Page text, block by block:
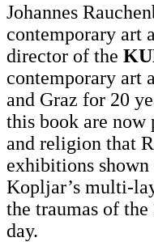
Johannes
contemporary art
director of the
contemporary art
and Graz for 20
this book are
and religion that
exhibitions shown
Kopljar’s multi-
the traumas of
day.